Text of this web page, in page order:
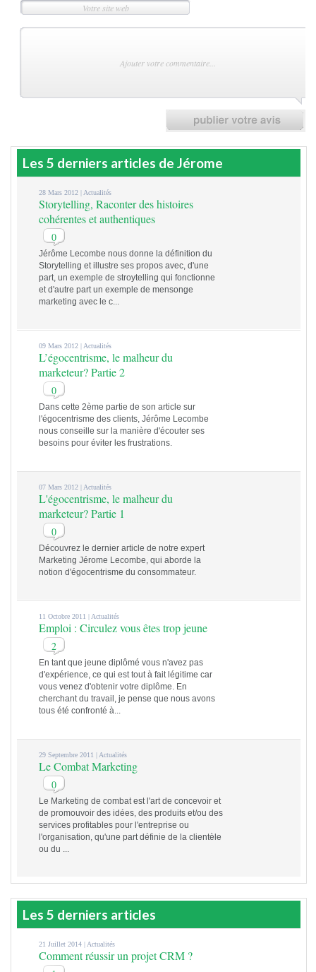
Les 5 derniers articles de Jérome
28 Mars 2012 | Actualités
Storytelling, Raconter des histoires
cohérentes et authentiques
0
Jérôme Lecombe nous donne la définition du
Storytelling et illustre ses propos avec, d'une
part, un exemple de stroytelling qui fonctionne
et d'autre part un exemple de mensonge
marketing avec le c...
09 Mars 2012 | Actualités
L’égocentrisme, le malheur du
marketeur? Partie 2
0
Dans cette 2ème partie de son article sur
l'égocentrisme des clients, Jérôme Lecombe
nous conseille sur la manière d'écouter ses
besoins pour éviter les frustrations.
07 Mars 2012 | Actualités
L'égocentrisme, le malheur du
marketeur? Partie 1
0
Découvrez le dernier article de notre expert
Marketing Jérome Lecombe, qui aborde la
notion d'égocentrisme du consommateur.
11 Octobre 2011 | Actualités
Emploi : Circulez vous êtes trop jeune
2
En tant que jeune diplômé vous n'avez pas
d'expérience, ce qui est tout à fait légitime car
vous venez d'obtenir votre diplôme. En
cherchant du travail, je pense que nous avons
tous été confronté à...
29 Septembre 2011 | Actualités
Le Combat Marketing
0
Le Marketing de combat est l'art de concevoir et
de promouvoir des idées, des produits et/ou des
services profitables pour l'entreprise ou
l'organisation, qu'une part définie de la clientèle
ou du ...
Les 5 derniers articles
21 Juillet 2014 | Actualités
Comment réussir un projet CRM ?